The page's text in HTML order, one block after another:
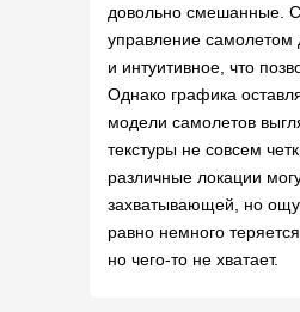
довольно смешанные.
управление самолетом
и интуитивное, что
Однако графика
модели самолетов
текстуры не совсем
различные локации
захватывающей, но
равно немного
но чего-то не хватает.